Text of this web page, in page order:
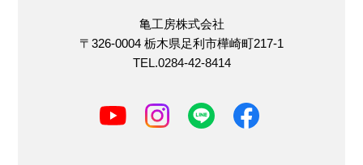
亀工房株式会社
〒326-0004 栃木県足利市樺崎町217-1
TEL.0284-42-8414